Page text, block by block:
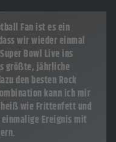
Fan ist es ein
wir wieder einmal
Bowl Live ins
größte, jährliche
den besten Rock
kann ich mir
wie Frittenfett und
Ereignis mit